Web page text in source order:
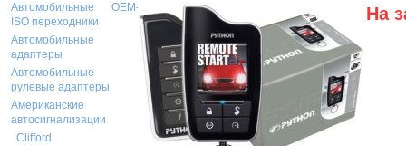
Автомобильные OEM-
ISO переходники
Автомобильные
адаптеры
Автомобильные
рулевые адаптеры
Американские
автосигнализации
Clifford
На